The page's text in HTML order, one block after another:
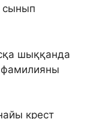
сынып
шыққанда
фамилияны
крест